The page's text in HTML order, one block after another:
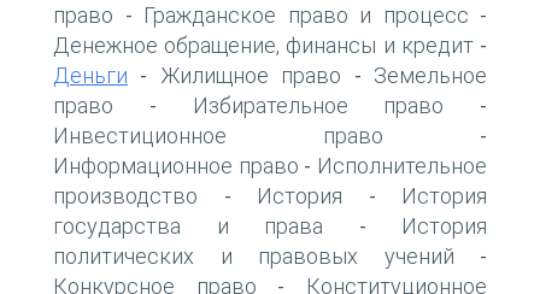
право - Гражданское право и процесс -
Денежное обращение, финансы и кредит-
Деньги - Жилищное право - Земельное
право - Избирательное право -
Инвестиционное право -
Информационное право - Исполнительное
производство - История -
История
государства и права -
История
политических и правовых учений -
Конкурсное право -
Конституционное